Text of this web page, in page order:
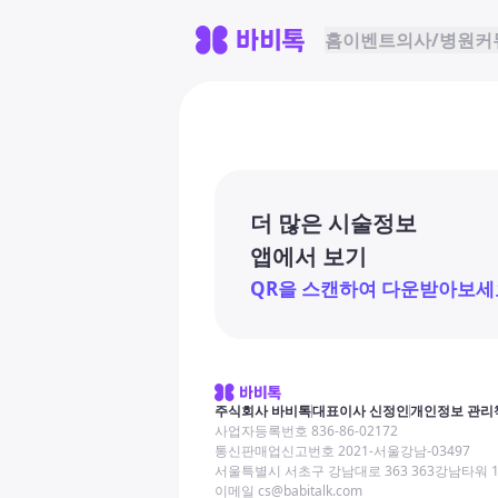
홈이벤트의사/병원커
더 많은 시술정보
앱에서 보기
QR을 스캔하여 다운받아보세
주식회사 바비톡대표이사 신정인개인정보 관리
사업자등록번호 836-86-02172
통신판매업신고번호 2021-서울강남-03497
서울특별시 서초구 강남대로 363 363강남타워
이메일 cs@babitalk.com